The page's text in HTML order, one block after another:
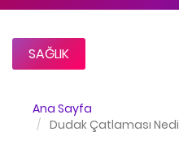
SAĞLIK
Ana Sayfa
Dudak Çatlaması